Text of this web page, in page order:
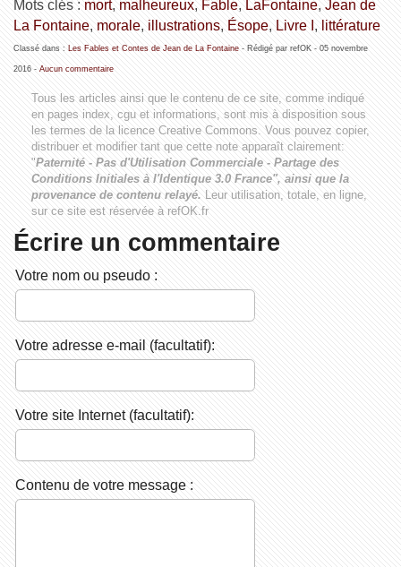
Mots clés : mort, malheureux, Fable, LaFontaine, Jean de
La Fontaine, morale, illustrations, Ésope, Livre I, littérature
Classé dans : Les Fables et Contes de Jean de La Fontaine- Rédigé par refOK - 05 novembre
2016- Aucun commentaire
Tous les articles ainsi que le contenu de ce site, comme indiqué
en pages index, cgu et informations, sont mis à disposition sous
les termes de la licence Creative Commons . Vous pouvez copier,
distribuer et modifier tant que cette note apparaît clairement:
"Paternité - Pas d'Utilisation Commerciale - Partage des
Conditions Initiales à l'Identique 3.0 France", ainsi que la
provenance de contenu relayé. Leur utilisation, totale, en ligne,
sur ce site est réservée à refOK.fr
Écrire un commentaire
Votre nom ou pseudo :
Votre adresse e-mail (facultatif):
Votre site Internet (facultatif):
Contenu de votre message :